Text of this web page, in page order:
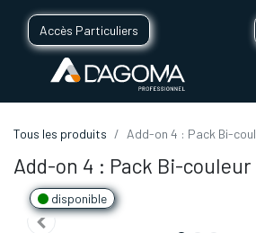
Accès Particuliers
Tous les produits Add-on 4 : Pack Bi-
Add-on 4 : Pack Bi-couleur
disponible